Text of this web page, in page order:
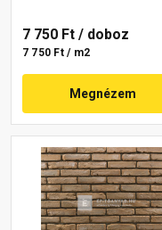
7 750 Ft / doboz
7 750 Ft / m2
Megnézem